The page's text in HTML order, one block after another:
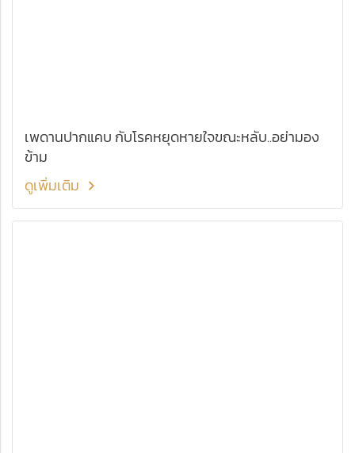
เพดานปากแคบ กับโรคหยุดหายใจขณะหลับ..อย่ามอง
ข้าม
ดูเพิ่มเติม